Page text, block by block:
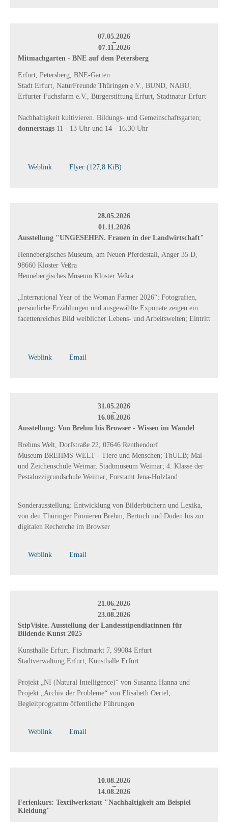
07.05.2026
–
07.11.2026
Mitmachgarten - BNE auf dem Petersberg
Erfurt, Petersberg, BNE-Garten
Stadt Erfurt, NaturFreunde Thüringen e.V., BUND, NABU,
Erfurter Fuchsfarm e.V., Bürgerstiftung Erfurt, Stadtnatur Erfurt
Nachhaltigkeit kultivieren. Bildungs- und Gemeinschaftsgarten;
donnerstags 11 - 13 Uhr und 14 - 16.30 Uhr
Weblink Flyer (127,8 KiB)
28.05.2026
–
01.11.2026
Ausstellung "UNGESEHEN. Frauen in der Landwirtschaft"
Hennebergisches Museum, am Neuen Pferdestall, Anger 35 D,
98660 Kloster Veßra
Hennebergisches Museum Kloster Veßra
„International Year of the Woman Farmer 2026“; Fotografien,
persönliche Erzählungen und ausgewählte Exponate zeigen ein
facettenreiches Bild weiblicher Lebens- und Arbeitswelten; Eintritt
Weblink Email
31.05.2026
–
16.08.2026
Ausstellung: Von Brehm bis Browser - Wissen im Wandel
Brehms Welt, Dorfstraße 22, 07646 Renthendorf
Museum BREHMS WELT - Tiere und Menschen; ThULB; Mal-
und Zeichenschule Weimar, Stadtmuseum Weimar; 4. Klasse der
Pestalozzigrundschule Weimar; Forstamt Jena-Holzland
Sonderausstellung: Entwicklung von Bilderbüchern und Lexika,
von den Thüringer Pionieren Brehm, Bertuch und Duden bis zur
digitalen Recherche im Browser
Weblink Email
21.06.2026
–
23.08.2026
StipVisite. Ausstellung der Landesstipendiatinnen für
Bildende Kunst 2025
Kunsthalle Erfurt, Fischmarkt 7, 99084 Erfurt
Stadtverwaltung Erfurt, Kunsthalle Erfurt
Projekt „NI (Natural Intelligence)“ von Susanna Hanna und
Projekt „Archiv der Probleme“ von Elisabeth Oertel;
Begleitprogramm öffentliche Führungen
Weblink Email
10.08.2026
–
14.08.2026
Ferienkurs: Textilwerkstatt "Nachhaltigkeit am Beispiel
Kleidung"